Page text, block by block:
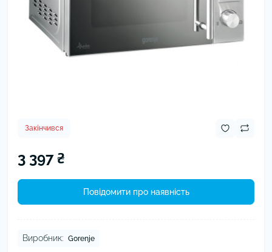
Закінчився
3 397 ₴
Повідомити про наявність
Виробник: Gorenje